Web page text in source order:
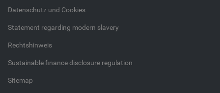
Datenschutz und Cookies
Statement regarding modern slavery
Rechtshinweis
Sustainable finance disclosure regulation
Sitemap